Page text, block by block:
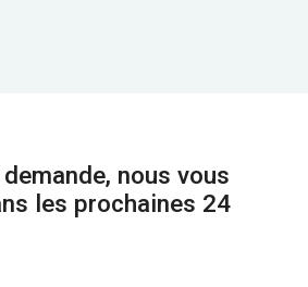
nous vous
les prochaines 24